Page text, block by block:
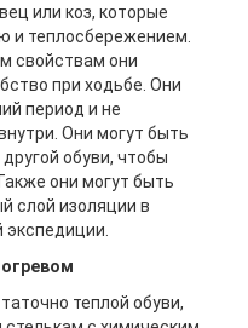
или коз, которые
и теплосбережением.
свойствам они
при ходьбе. Они
период и не
Они могут быть
обуви, чтобы
они могут быть
слой изоляции в
теплой обуви,